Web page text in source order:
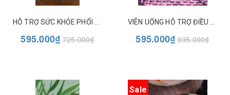
595.000₫ 725.000₫ 595.000₫ 695.000₫
Sale